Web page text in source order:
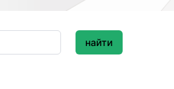
найти